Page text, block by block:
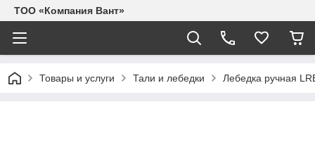
ТОО «Компания Вант»
Товары и услуги Тали и лебедки Лебедка ручная